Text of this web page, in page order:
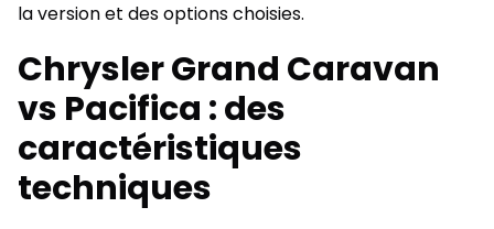
la version et des options choisies.
Chrysler Grand Caravan
vs Pacifica : des
caractéristiques
techniques